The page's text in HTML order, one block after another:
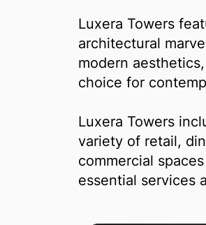
Luxera Towers
architectural
modern
choice for
Luxera Towers
variety of retail,
commercial
essential services